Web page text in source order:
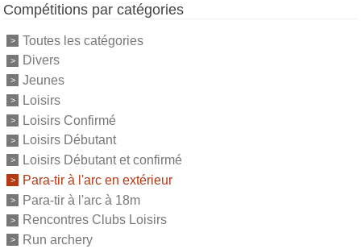
Compétitions par catégories
Toutes les catégories
Divers
Jeunes
Loisirs
Loisirs Confirmé
Loisirs Débutant
Loisirs Débutant et confirmé
Para-tir à l'arc en extérieur
Para-tir à l'arc à 18m
Rencontres Clubs Loisirs
Run archery